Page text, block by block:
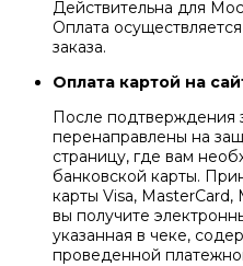
Действительна для
Оплата
заказа.
Оплата картой на
После подтверждения
перенаправлены на
страницу, где вам
банковской карты.
карты Visa,
вы получите
указанная в чеке,
проведенной